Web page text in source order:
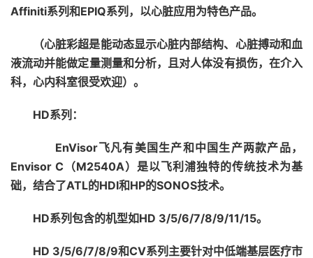
Affiniti系列和EPIQ系列，以心脏应用为特色产品。
（心脏彩超是能动态显示心脏内部结构、心脏搏动和血
液流动并能做定量测量和分析，且对人体没有损伤，在介入
科，心内科室很受欢迎）。
HD系列：
EnVisor飞凡有美国生产和中国生产两款产品，
Envisor C（M2540A）是以飞利浦独特的传统技术为基
础，结合了ATL的HDI和HP的SONOS技术。
HD系列包含的机型如HD 3/5/6/7/8/9/11/15。
HD 3/5/6/7/8/9和CV系列主要针对中低端基层医疗市